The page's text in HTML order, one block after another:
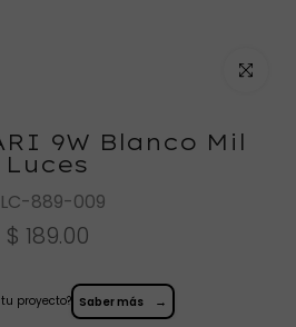
Haz
9W Blanco Mil
Luces
889-009
$ 189.00
proyecto? Saber más →